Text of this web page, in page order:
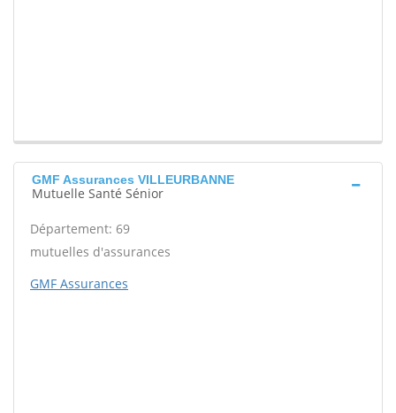
GMF Assurances VILLEURBANNE
Mutuelle Santé Sénior
Département: 69
mutuelles d'assurances
GMF Assurances